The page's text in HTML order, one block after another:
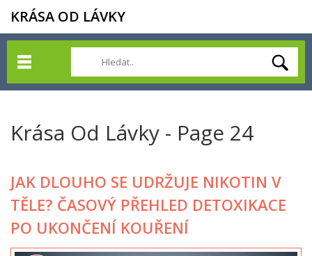
KRÁSA OD LÁVKY
Krása Od Lávky - Page 24
JAK DLOUHO SE UDRŽUJE NIKOTIN V
TĚLE? ČASOVÝ PŘEHLED DETOXIKACE
PO UKONČENÍ KOUŘENÍ